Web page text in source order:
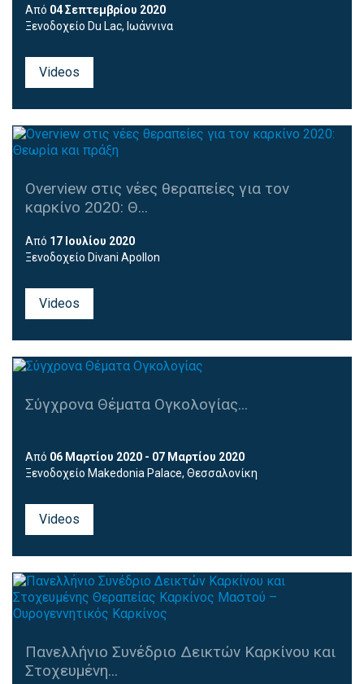
Από 04 Σεπτεμβρίου 2020
Ξενοδοχείο Du Lac, Ιωάννινα
Videos
Overview στις νέες θεραπείες για τον
καρκίνο 2020: Θ...
Από 17 Ιουλίου 2020
Ξενοδοχείο Divani Apollon
Videos
Σύγχρονα Θέματα Ογκολογίας...
Από 06 Μαρτίου 2020 - 07 Μαρτίου 2020
Ξενοδοχείο Makedonia Palace, Θεσσαλονίκη
Videos
Πανελλήνιο Συνέδριο Δεικτών Καρκίνου και
Στοχευμένη...